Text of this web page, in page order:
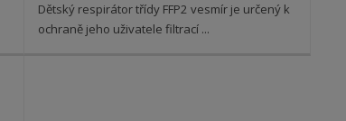
Dětský respirátor třídy FFP2 vesmír je určený k
ochraně jeho uživatele filtrací ...